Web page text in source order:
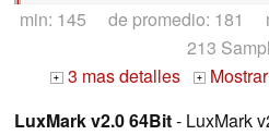
min: 145 de promedio: 181
213
+ 3 mas detalles +
LuxMark v2.0 64Bit- LuxMark